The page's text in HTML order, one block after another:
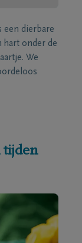
een dierbare
hart onder de
We
tijden